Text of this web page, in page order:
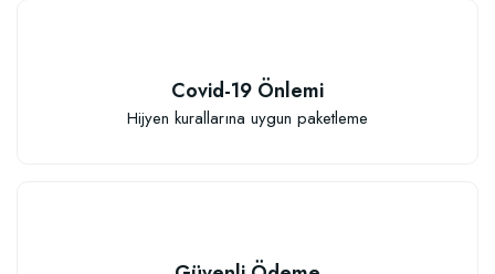
Covid-19 Önlemi
Hijyen kurallarına uygun paketleme